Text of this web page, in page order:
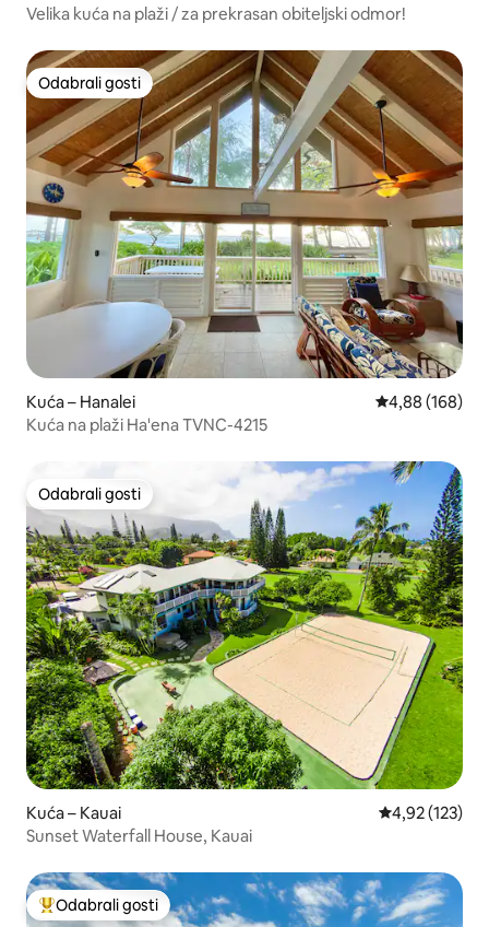
Velika kuća na plaži / za prekrasan obiteljski odmor!
Odabrali gosti
Odabrali gosti
Kuća – Hanalei Prosječna
4,88 (168)
Kuća na plaži Ha'ena TVNC-4215
Odabrali gosti
Odabrali gosti
Kuća – Kauai Prosječna
4,92 (123)
Sunset Waterfall House, Kauai
Među najviše rangiranima s oznakom „Odabrali gosti”
Odabrali gosti